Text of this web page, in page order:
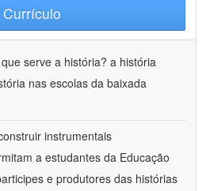
Currículo
serve a história? a história
nas escolas da baixada
instrumentais
a estudantes da Educação
e produtores das histórias